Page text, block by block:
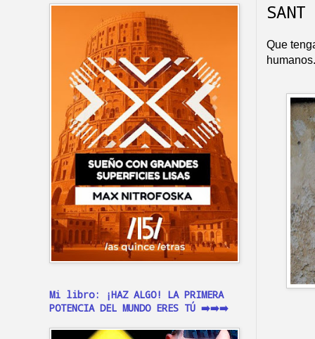
Que
humanos.
Mi libro: ¡HAZ ALGO! LA PRIMERA
POTENCIA DEL MUNDO ERES TÚ ➡️➡️➡️